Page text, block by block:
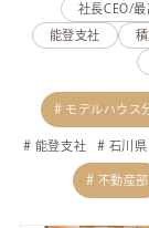
社長CEO/
能登支社
モデルハウス
能登支社 石川県
不動産部